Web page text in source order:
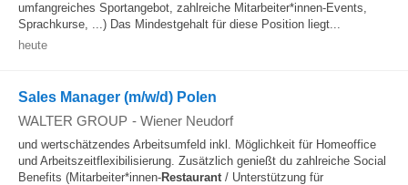
umfangreiches Sportangebot, zahlreiche Mitarbeiter*innen-Events,
Sprachkurse, ...) Das Mindestgehalt für diese Position liegt...
heute
Sales Manager (m/w/d) Polen
WALTER GROUP - Wiener Neudorf
und wertschätzendes Arbeitsumfeld inkl. Möglichkeit für Homeoffice
und Arbeitszeitflexibilisierung. Zusätzlich genießt du zahlreiche Social
Benefits (Mitarbeiter*innen-Restaurant/ Unterstützung für